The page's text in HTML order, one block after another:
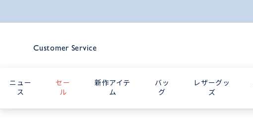
Customer Service
ニュー
ス
セー
ル
新作アイテ
ム
バッ
グ
レザーグッ
ズ